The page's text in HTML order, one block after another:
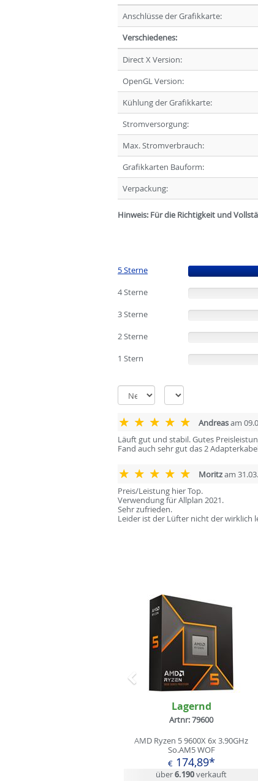
Anschlüsse der Grafikkarte:
Verschiedenes:
Direct X Version:
OpenGL Version:
Kühlung der Grafikkarte:
Stromversorgung:
Max. Stromverbrauch:
Grafikkarten Bauform:
Verpackung:
Hinweis: Für die Richtigkeit und
5 Sterne
4 Sterne
3 Sterne
2 Sterne
1 Stern
Andreasam
Läuft gut und stabil. Gutes
Fand auch sehr gut das 2
Moritzam
Preis/Leistung hier Top.
Verwendung für Allplan 2021.
Sehr zufrieden.
Leider ist der Lüfter nicht der wirklich
Lagernd
Artnr: 79600
AMD Ryzen 5 9600X 6x 3.90GHz
So.AM5 WOF
€174,89*
über6.190verkauft
Zurück